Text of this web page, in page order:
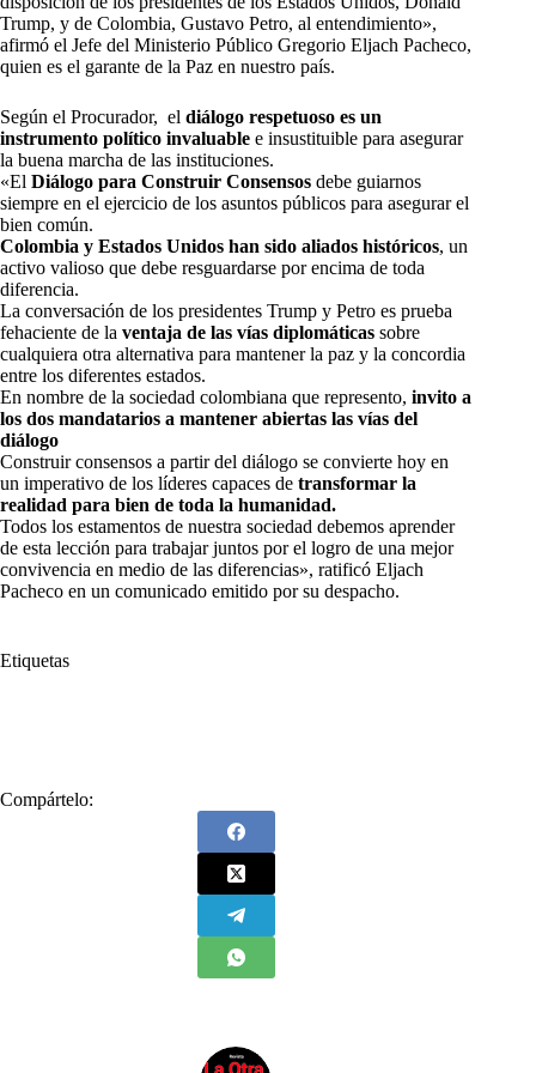
Trump, y de Colombia, Gustavo Petro, al entendimiento»,
afirmó el Jefe del Ministerio Público Gregorio Eljach Pacheco,
quien es el garante de la Paz en nuestro país.
Según el Procurador, el diálogo respetuoso es un
instrumento político invaluable e insustituible para asegurar
la buena marcha de las instituciones.
«El Diálogo para Construir Consensos debe guiarnos
siempre en el ejercicio de los asuntos públicos para asegurar el
bien común.
Colombia y Estados Unidos han sido aliados históricos, un
activo valioso que debe resguardarse por encima de toda
diferencia.
La conversación de los presidentes Trump y Petro es prueba
fehaciente de la ventaja de las vías diplomáticas sobre
cualquiera otra alternativa para mantener la paz y la concordia
entre los diferentes estados.
En nombre de la sociedad colombiana que represento, invito a
los dos mandatarios a mantener abiertas las vías del
diálogo
Construir consensos a partir del diálogo se convierte hoy en
un imperativo de los líderes capaces de transformar la
realidad para bien de toda la humanidad.
Todos los estamentos de nuestra sociedad debemos aprender
de esta lección para trabajar juntos por el logro de una mejor
convivencia en medio de las diferencias», ratificó Eljach
Pacheco en un comunicado emitido por su despacho.
Etiquetas
Compártelo: